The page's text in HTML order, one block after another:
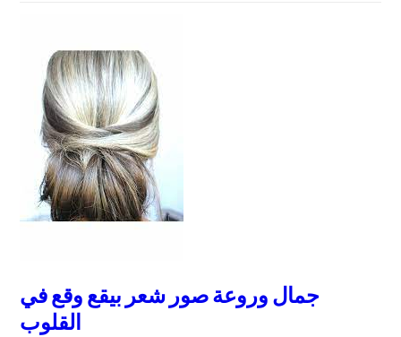
جمال وروعة صور شعر بيقع وقع في
القلوب